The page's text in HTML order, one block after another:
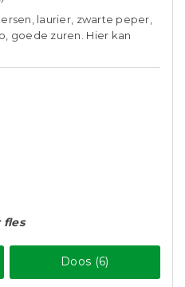
laurier, zwarte peper,
goede zuren. Hier kan
fles
Doos (6)